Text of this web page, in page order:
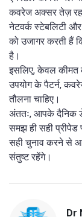
कवरेज अक्सर तेज़
नेटवर्क स्टेबलिटी
को उजागर करती हैं
है।
इसलिए, केवल कीमत
उपयोग के पैटर्न,
तौलना चाहिए।
अंततः, आपके दैनिक
समझ ही सही
सही चुनाव करने से
संतुष्ट रहेंगे।
Dr